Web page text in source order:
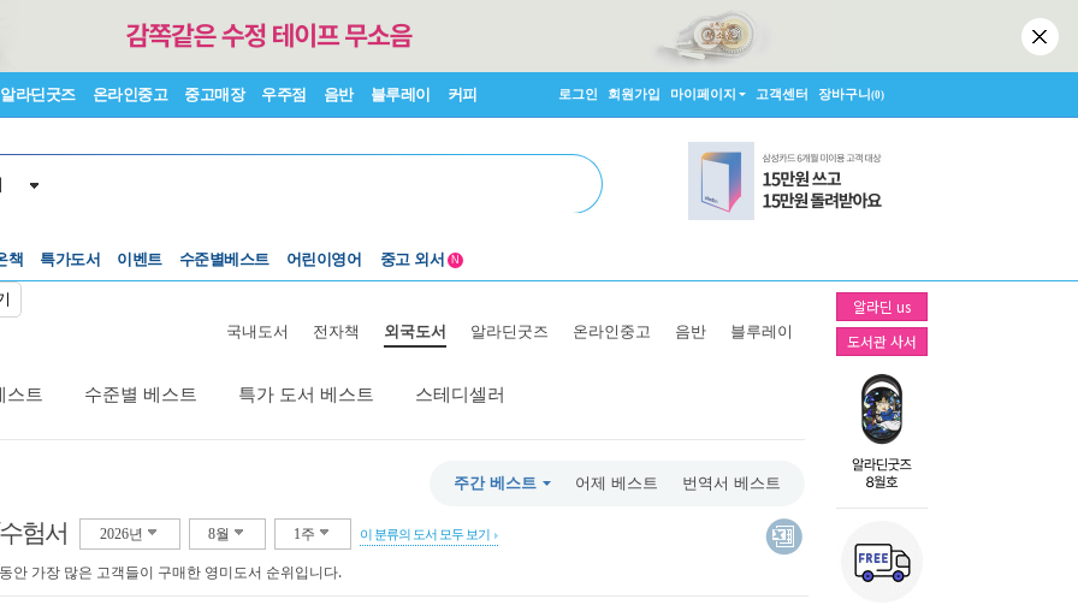
알라딘굿즈 온라인중고 중고매장 우주점 음반 블루레이 커피 로그인 회원가입 마이페이지 고객센터 장바구니(0)
책 특가도서 이벤트
수준별베스트
어린이영어
중고 외서
중고 외서
N
알라딘 us
도서관 사서
국내도서 전자책 외국도서 알라딘굿즈 온라인중고 음반 블루레이
스트 수준별 베스트 특가 도서 베스트 스테디셀러
주간 베스트 어제 베스트 번역서 베스트
험서 2026년 8월 1주 이 분류의 도서 모두 보기
안 가장 많은 고객들이 구매한 영미도서 순위입니다.